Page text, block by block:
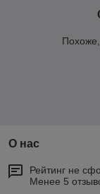
О нас
Рейтинг не
Менее 5